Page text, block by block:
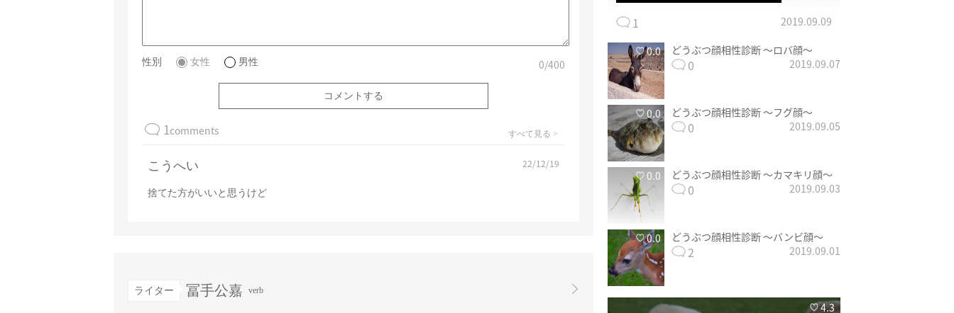
性別 女性 男性 0/400
1comments すべて見る >
こうへい 22/12/19
捨てた方がいいと思うけど
ライター 冨手公嘉 verb
1 2019.09.09
0.0 どうぶつ顔相性診断 〜ロバ顔〜
0 2019.09.07
0.0 どうぶつ顔相性診断 〜フグ顔〜
0 2019.09.05
0.0 どうぶつ顔相性診断 〜カマキリ顔〜
0 2019.09.03
0.0 どうぶつ顔相性診断 〜バンビ顔〜
2 2019.09.01
4.3